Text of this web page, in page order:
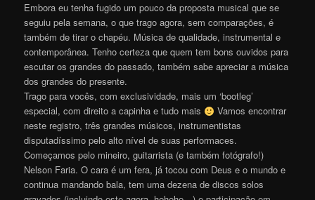
Embora eu tenha fugido um pouco da proposta musical que se
seguiu pela semana, o que trago agora, sem comparações, é
também de tirar o chapéu. Música de qualidade, instrumental e
contemporânea. Tenho certeza que quem tem bons ouvidos para
escutar os grandes do passado, também sabe apreciar a música
dos grandes do presente.
Trago para vocês, com exclusividade, mais um ‘bootleg’
especial, com direito a capinha e tudo mais
Vamos encontrar
neste registro, três grandes músicos, instrumentistas
disputadíssimo pelo alto nível de suas performaces.
Começamos pelo mineiro, guitarrista (e também fotógrafo!)
Nelson Faria. O cara é um fera, já tocou com Deus e o mundo e
continua mandando bala, tem uma dezena de discos solos